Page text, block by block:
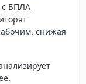
с БПЛА
снижая